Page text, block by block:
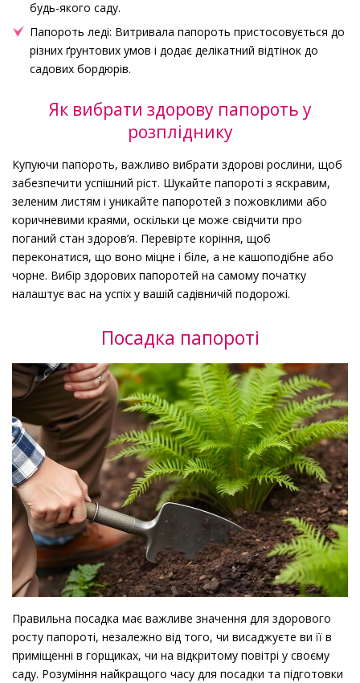
будь-якого саду.
Папороть леді: Витривала папороть пристосовується до
різних ґрунтових умов і додає делікатний відтінок до
садових бордюрів.
Як вибрати здорову папороть у
розпліднику
Купуючи папороть, важливо вибрати здорові рослини, щоб
забезпечити успішний ріст. Шукайте папороті з яскравим,
зеленим листям і уникайте папоротей з пожовклими або
коричневими краями, оскільки це може свідчити про
поганий стан здоров’я. Перевірте коріння, щоб
переконатися, що воно міцне і біле, а не кашоподібне або
чорне. Вибір здорових папоротей на самому початку
налаштує вас на успіх у вашій садівничій подорожі.
Посадка папороті
Правильна посадка має важливе значення для здорового
росту папороті, незалежно від того, чи висаджуєте ви її в
приміщенні в горщиках, чи на відкритому повітрі у своєму
саду. Розуміння найкращого часу для посадки та підготовки